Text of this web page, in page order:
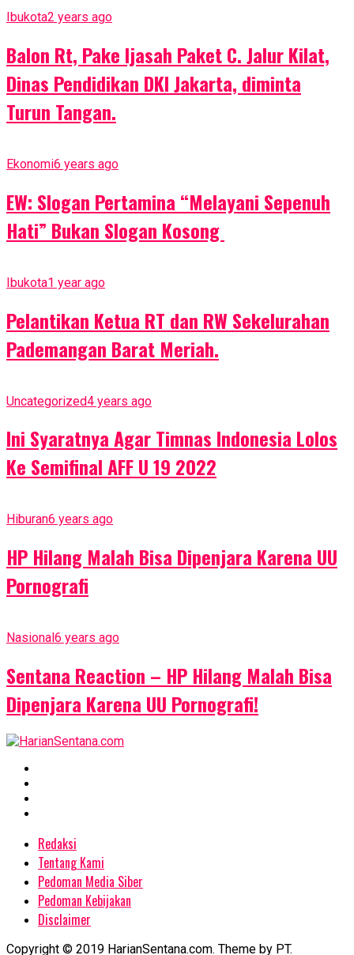
Ibukota2 years ago
Balon Rt, Pake Ijasah Paket C. Jalur Kilat,
Dinas Pendidikan DKI Jakarta, diminta
Turun Tangan.
Ekonomi6 years ago
EW: Slogan Pertamina “Melayani Sepenuh
Hati” Bukan Slogan Kosong
Ibukota1 year ago
Pelantikan Ketua RT dan RW Sekelurahan
Pademangan Barat Meriah.
Uncategorized4 years ago
Ini Syaratnya Agar Timnas Indonesia Lolos
Ke Semifinal AFF U 19 2022
Hiburan6 years ago
HP Hilang Malah Bisa Dipenjara Karena UU
Pornografi
Nasional 6 years ago
Sentana Reaction – HP Hilang Malah Bisa
Dipenjara Karena UU Pornografi!
Redaksi
Tentang Kami
Pedoman Media Siber
Pedoman Kebijakan
Disclaimer
Copyright © 2019 HarianSentana.com. Theme by PT.